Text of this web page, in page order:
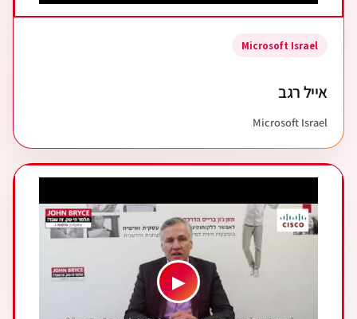
Microsoft Israel
אייל רגב
Microsoft Israel
▶